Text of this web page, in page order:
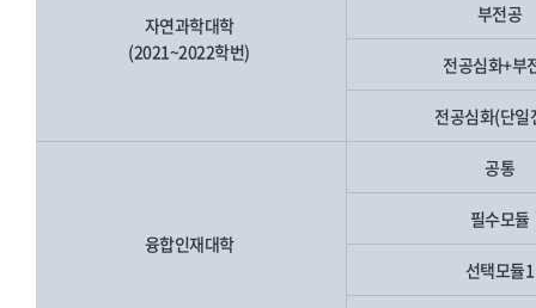
자연과학대학
(2021~2022학번)
부전공
전공심화+부
전공심화(단
융합인재대학
공통
필수모듈
선택모듈1